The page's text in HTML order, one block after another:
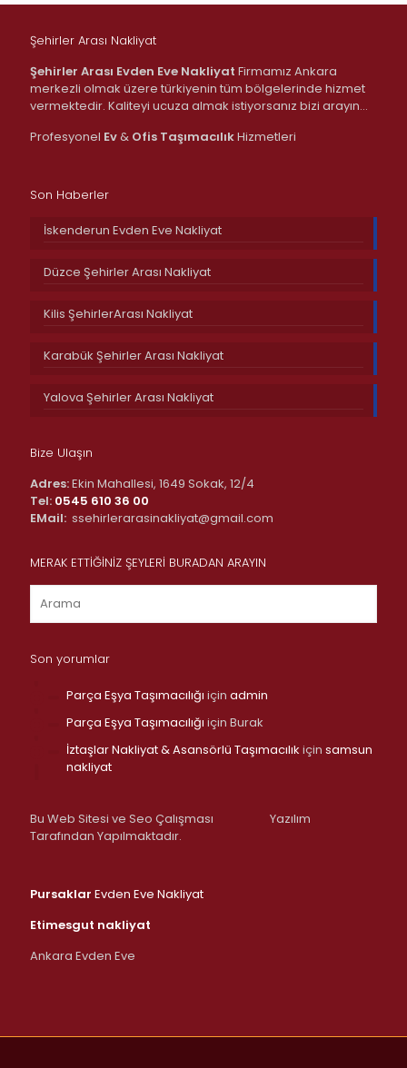
Şehirler Arası Nakliyat
Şehirler Arası Evden Eve Nakliyat Firmamız Ankara
merkezli olmak üzere türkiyenin tüm bölgelerinde hizmet
vermektedir. Kaliteyi ucuza almak istiyorsanız bizi arayın…
Profesyonel Ev& Ofis TaşımacılıkHizmetleri
Son Haberler
İskenderun Evden Eve Nakliyat
Düzce Şehirler Arası Nakliyat
Kilis ŞehirlerArası Nakliyat
Karabük Şehirler Arası Nakliyat
Yalova Şehirler Arası Nakliyat
Bize Ulaşın
Adres:Ekin Mahallesi, 1649 Sokak, 12/4
Tel: 0545 610 36 00
EMail: ssehirlerarasinakliyat@gmail.com
MERAK ETTİĞİNİZ ŞEYLERİ BURADAN ARAYIN
Son yorumlar
Parça Eşya Taşımacılığı için admin
Parça Eşya Taşımacılığı için Burak
İztaşlar Nakliyat & Asansörlü Taşımacılık için samsun
nakliyat
Bu Web Sitesi ve Seo Çalışması
Yazılım
Tarafından Yapılmaktadır.
Pursaklar Evden Eve Nakliyat
Etimesgut nakliyat
Ankara Evden Eve